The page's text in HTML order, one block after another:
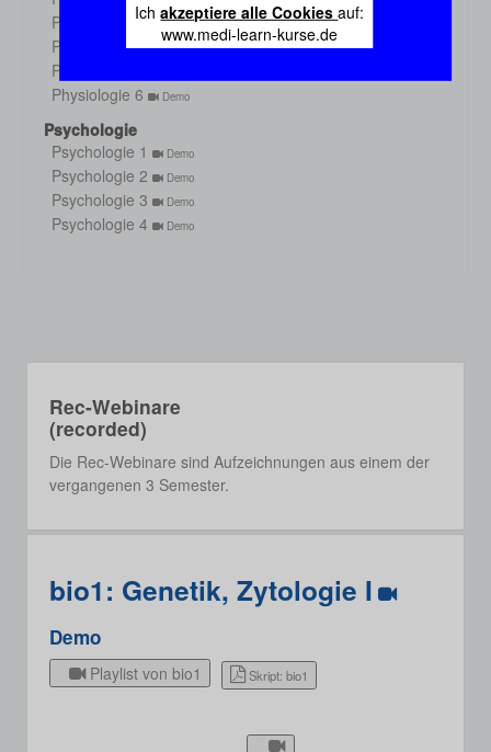
Ichakzeptiere alle Cookiesauf:
www.medi-learn-kurse.de
Physiologie 3 Demo
Physiologie 4 Demo
Physiologie 5
Physiologie 6 Demo
Psychologie
Psychologie 1
Demo
Psychologie 2 Demo
Psychologie 3 Demo
Psychologie 4 Demo
Rec-Webinare
(recorded)
Die Rec-Webinare sind Aufzeichnungen aus einem der
vergangenen 3 Semester.
bio1: Genetik, Zytologie I
Demo
Playlist von bio1 Skript: bio1